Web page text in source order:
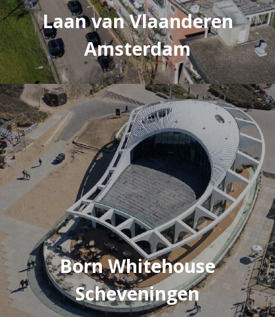
Laan van Vlaanderen
Amsterdam
Born Whitehouse
Scheveningen